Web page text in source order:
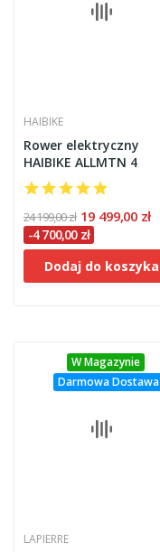
HAIBIKE
Rower elektryczny
HAIBIKE ALLMTN 4
24 199,00 zł 19 499,00 zł
-4 700,00 zł
Dodaj do koszyka
W Magazynie
Darmowa Dostawa
LAPIERRE